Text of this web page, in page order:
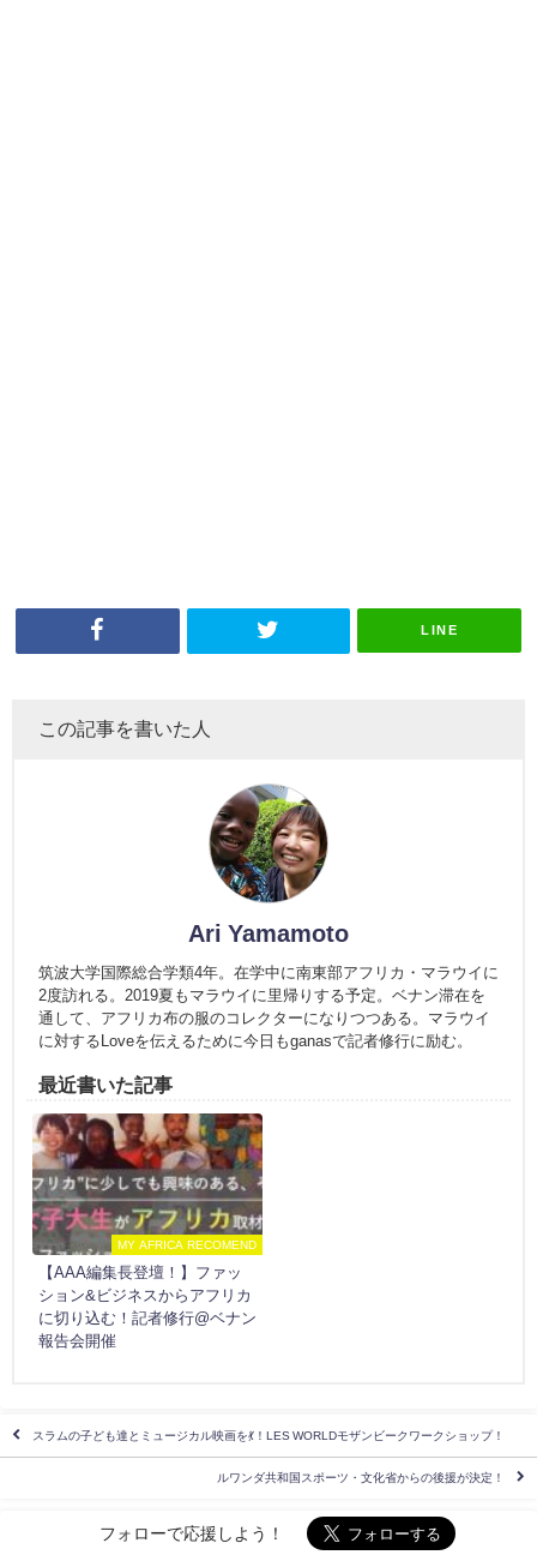
LINE
この記事を書いた人
Ari Yamamoto
筑波大学国際総合学類4年。在学中に南東部アフリカ・マラウイに
2度訪れる。2019夏もマラウイに里帰りする予定。ベナン滞在を
通して、アフリカ布の服のコレクターになりつつある。マラウイ
に対するLoveを伝えるために今日もganasで記者修行に励む。
最近書いた記事
MY AFRICA RECOMEND
【AAA編集長登壇！】ファッ
ション&ビジネスからアフリカ
に切り込む！記者修行@ベナン
報告会開催
スラムの子ども達とミュージカル映画を💃！LES WORLDモザンビークワークショップ！
ルワンダ共和国スポーツ・文化省からの後援が決定！
フォローで応援しよう！